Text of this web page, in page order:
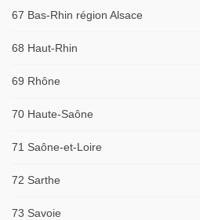
67 Bas-Rhin région Alsace
68 Haut-Rhin
69 Rhône
70 Haute-Saône
71 Saône-et-Loire
72 Sarthe
73 Savoie